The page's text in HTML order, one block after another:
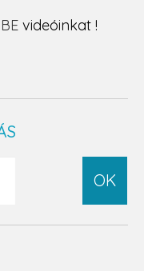
videóinkat !
OK